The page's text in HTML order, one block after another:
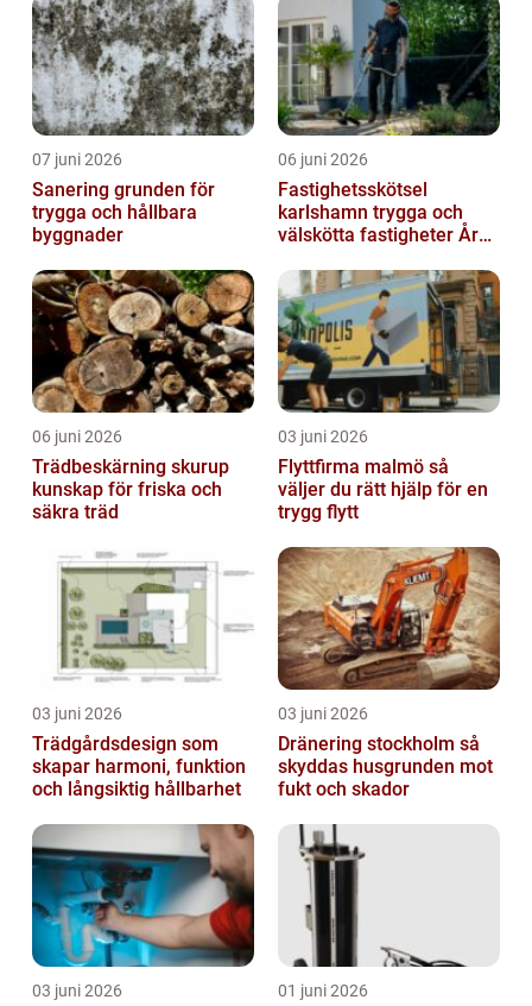
07 juni 2026
Sanering grunden för
trygga och hållbara
byggnader
06 juni 2026
Fastighetsskötsel
karlshamn trygga och
välskötta fastigheter Året
06 juni 2026
Trädbeskärning skurup
kunskap för friska och
säkra träd
03 juni 2026
Flyttfirma malmö så
väljer du rätt hjälp för en
trygg flytt
03 juni 2026
Trädgårdsdesign som
skapar harmoni, funktion
och långsiktig hållbarhet
03 juni 2026
Dränering stockholm så
skyddas husgrunden mot
fukt och skador
03 juni 2026 01 juni 2026